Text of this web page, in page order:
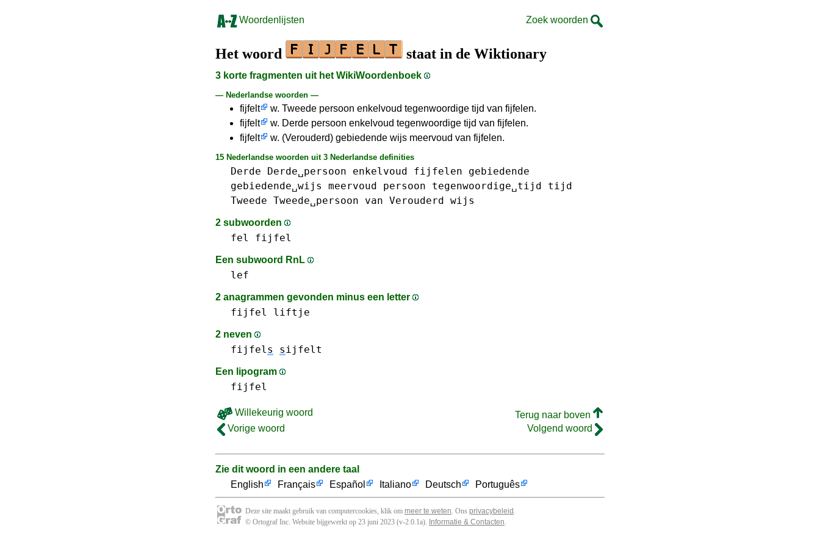
Woordenlijsten Zoek woorden
Het woord staat in de Wiktionary
3 korte fragmenten uit het WikiWoordenboek
— Nederlandse woorden —
fijfelt
w. Tweede persoon enkelvoud tegenwoordige tijd van fijfelen.
fijfelt
w. Derde persoon enkelvoud tegenwoordige tijd van fijfelen.
fijfelt
w. (Verouderd) gebiedende wijs meervoud van fijfelen.
15 Nederlandse woorden uit 3 Nederlandse definities
Derde Derde␣persoon enkelvoud fijfelen
gebiedende
gebiedende␣wijs
meervoud persoon tegenwoordige␣tijd
tijd
Tweede Tweede␣persoon van Verouderd wijs
2 subwoorden
fel fijfel
Een subwoord RnL
lef
2 anagrammen gevonden minus een letter
fijfel liftje
2 neven
fijfels sijfelt
Een lipogram
fijfel
Willekeurig woord
Terug naar boven
Vorige woord
Volgend woord
Zie dit woord in een andere taal
English
Français Español Italiano Deutsch Português
Deze site maakt gebruik van computercookies, klik om meer te weten. Ons privacybeleid .
© Ortograf Inc. Website bijgewerkt op 23 juni 2023 (v-2.0.1a). Informatie & Contacten.